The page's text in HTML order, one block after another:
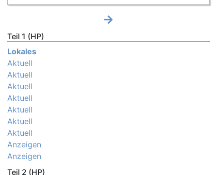
Teil 1 (HP)
Lokales
Aktuell
Aktuell
Aktuell
Aktuell
Aktuell
Aktuell
Aktuell
Anzeigen
Anzeigen
Teil 2 (HP)